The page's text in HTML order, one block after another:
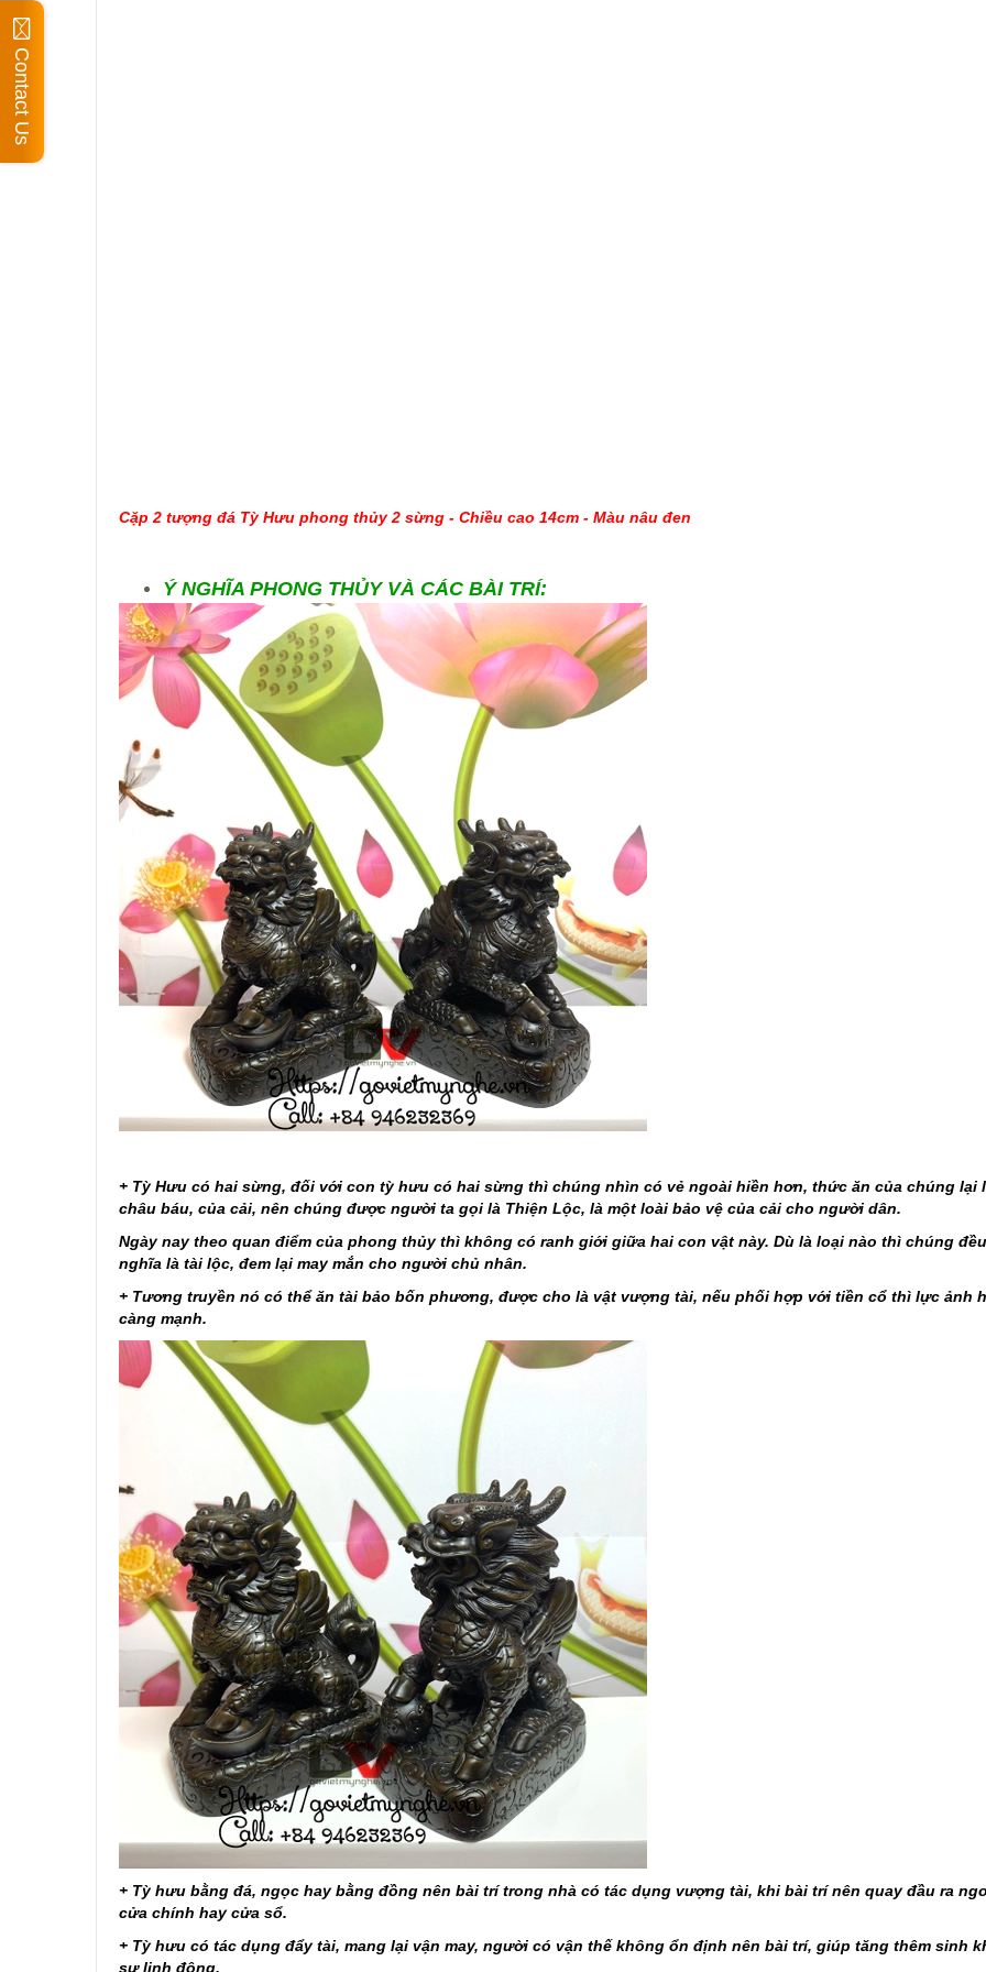
Cặp 2 tượng đá Tỳ Hưu phong thủy 2 sừng - Chiều cao 14cm - Màu nâu đen
Ý NGHĨA PHONG THỦY VÀ CÁC BÀI TRÍ:
+ Tỳ Hưu có hai sừng, đối với con tỳ hưu có hai sừng thì chúng nhìn có vẻ ngoài hiền hơn, thức ăn của chúng lại
châu báu, của cải, nên chúng được người ta gọi là Thiện Lộc, là một loài bảo vệ của cải cho người dân.
Ngày nay theo quan điểm của phong thủy thì không có ranh giới giữa hai con vật này. Dù là loại nào thì chúng
nghĩa là tài lộc, đem lại may mắn cho người chủ nhân.
+ Tương truyền nó có thể ăn tài bảo bốn phương, được cho là vật vượng tài, nếu phối hợp với tiền cổ thì lực ảnh
càng mạnh.
+ Tỳ hưu bằng đá, ngọc hay bằng đồng nên bài trí trong nhà có tác dụng vượng tài, khi bài trí nên quay đầu ra
cửa chính hay cửa sổ.
+ Tỳ hưu có tác dụng đẩy tài, mang lại vận may, người có vận thế không ổn định nên bài trí, giúp tăng thêm sinh
sự linh động.
Contact Us